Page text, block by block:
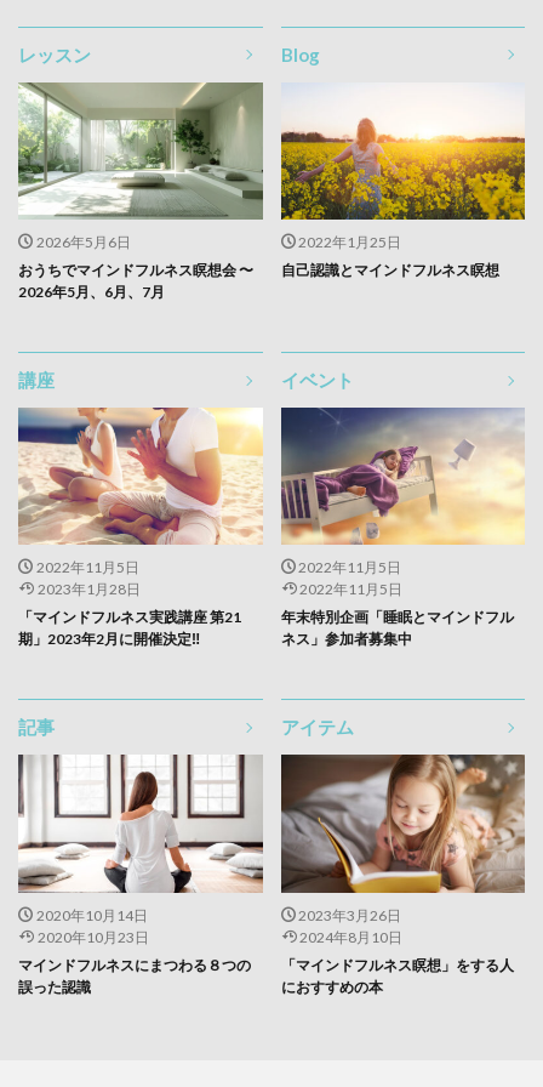
レッスン
2026年5月6日
おうちでマインドフルネス瞑想会 〜
2026年5月、6月、7月
Blog
2022年1月25日
自己認識とマインドフルネス瞑想
講座
2022年11月5日
2023年1月28日
「マインドフルネス実践講座 第21
期」2023年2月に開催決定‼
イベント
2022年11月5日
2022年11月5日
年末特別企画「睡眠とマインドフル
ネス」参加者募集中
記事
2020年10月14日
2020年10月23日
マインドフルネスにまつわる８つの
誤った認識
アイテム
2023年3月26日
2024年8月10日
「マインドフルネス瞑想」をする人
におすすめの本